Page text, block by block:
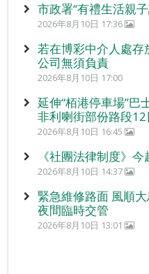
市政署“有禮生活親
2026年8月10日 17:36
若在博彩中介人處存
公司無須負責
2026年8月10日 17:00
延伸“栢港停車場”
非利喇街部份路段
2026年8月10日 16:45
《社團法律制度》
2026年8月10日 14:37
緊急維修路面 風順
夜間臨時交管
2026年8月10日 13:01